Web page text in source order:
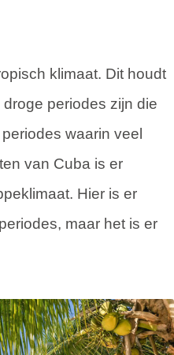
klimaat. Dit houdt
periodes zijn die
waarin veel
van Cuba is er
Hier is er
maar het is er